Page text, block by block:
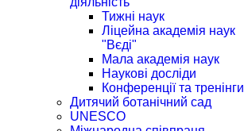
Тижні наук
Ліцейна академія наук
"Вєді"
Мала академія наук
Наукові досліди
Конференції та тренінги
Дитячий ботанічний сад
UNESCO